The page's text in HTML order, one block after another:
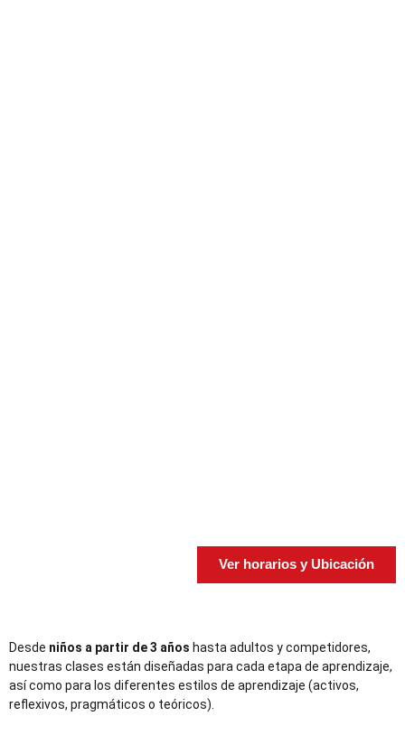
Ver horarios y Ubicación
Desde niños a partir de 3 años hasta adultos y competidores,
nuestras clases están diseñadas para cada etapa de aprendizaje,
así como para los diferentes estilos de aprendizaje (activos,
reflexivos, pragmáticos o teóricos).